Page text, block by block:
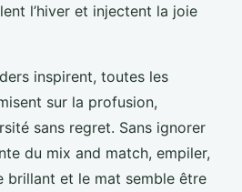
l’hiver et injectent la joie
inspirent, toutes les
sur la profusion,
sans regret. Sans ignorer
du mix and match, empiler,
brillant et le mat semble être